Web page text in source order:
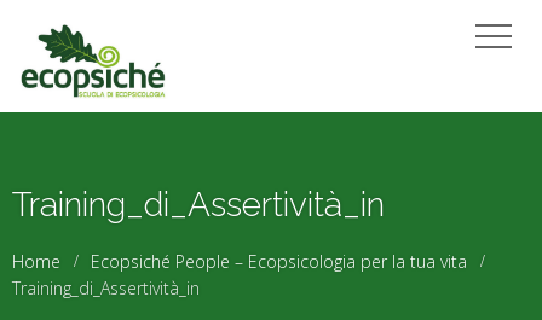
Training_di_Assertività_in
Home
Ecopsiché People – Ecopsicologia per la tua vita
Training_di_Assertività_in